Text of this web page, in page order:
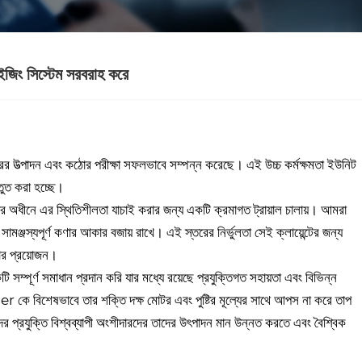
সিস্টেম সরবরাহ করে
উত্পাদন এবং কঠোর পরীক্ষা সফলভাবে সম্পন্ন করেছে। এই উচ্চ কর্মক্ষমতা ইউনিট
করা হচ্ছে।
এর স্থিতিশীলতা যাচাই করার জন্য একটি ক্রমাগত ট্রায়াল চালায়। আমরা
কণার আকার বজায় রাখে। এই স্তরের নির্ভুলতা সেই ক্লায়েন্টের জন্য
প্রয়োজন।
সমাধান প্রদান করি যার মধ্যে রয়েছে প্রযুক্তিগত সহায়তা এবং বিভিন্ন
কে বিশেষভাবে তার শক্তি দক্ষ মোটর এবং পুষ্টির মূল্যের সাথে আপস না করে তাপ
বিশ্বব্যাপী অংশীদারদের তাদের উৎপাদন মান উন্নত করতে এবং বৈশ্বিক